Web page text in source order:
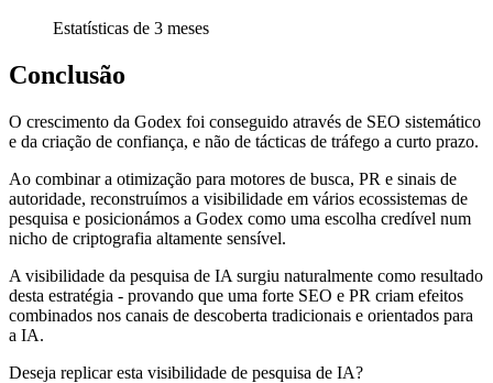
Estatísticas de 3 meses
Conclusão
O crescimento da Godex foi conseguido através de SEO sistemático
e da criação de confiança, e não de tácticas de tráfego a curto prazo.
Ao combinar a otimização para motores de busca, PR e sinais de
autoridade, reconstruímos a visibilidade em vários ecossistemas de
pesquisa e posicionámos a Godex como uma escolha credível num
nicho de criptografia altamente sensível.
A visibilidade da pesquisa de IA surgiu naturalmente como resultado
desta estratégia - provando que uma forte SEO e PR criam efeitos
combinados nos canais de descoberta tradicionais e orientados para
a IA.
Deseja replicar esta visibilidade de pesquisa de IA?